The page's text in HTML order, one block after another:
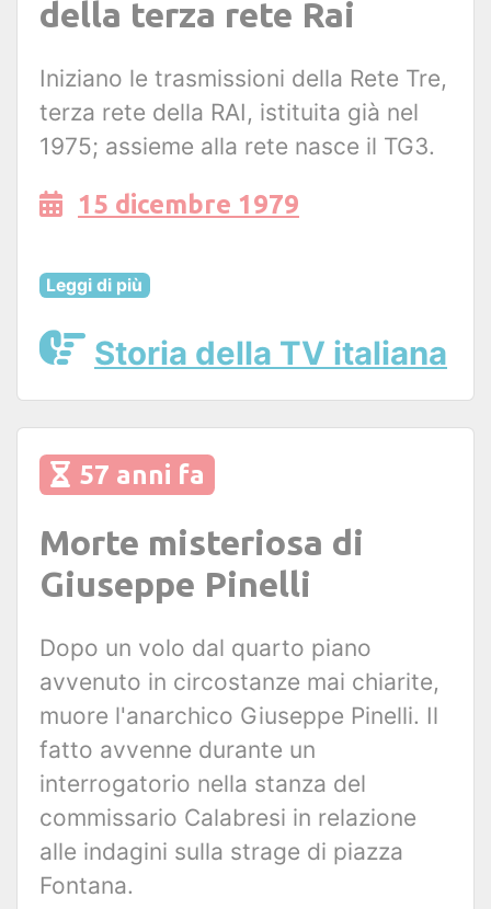
della terza rete Rai
Iniziano le trasmissioni della Rete Tre,
terza rete della RAI, istituita già nel
1975; assieme alla rete nasce il TG3.
15 dicembre 1979
Leggi di più
Storia della TV italiana
57 anni fa
Morte misteriosa di
Giuseppe Pinelli
Dopo un volo dal quarto piano
avvenuto in circostanze mai chiarite,
muore l'anarchico Giuseppe Pinelli. Il
fatto avvenne durante un
interrogatorio nella stanza del
commissario Calabresi in relazione
alle indagini sulla strage di piazza
Fontana.